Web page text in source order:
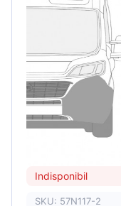
Indisponibil
SKU: 57N117-2